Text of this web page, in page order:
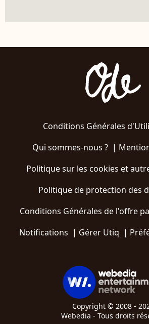
Conditions Générales
Qui sommes-nous ?|
Politique sur les cookies et
Politique de protection des
Conditions Générales de l'offre
Notifications | Gérer Utiq |
Copyright © 2008 -
Webedia - Tous droits